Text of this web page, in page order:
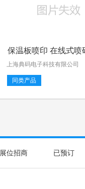
保温板喷印 在线式喷
上海典码电子科技有限公司
同类产品
展位招商 已预订